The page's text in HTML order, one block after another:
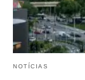
NOTÍCIAS